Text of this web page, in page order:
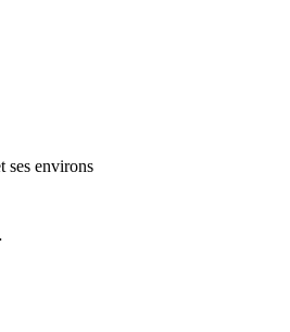
ses environs